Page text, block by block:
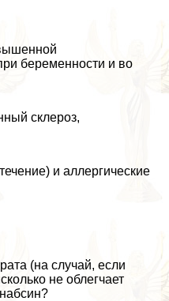
беременности и во
склероз,
и аллергические
(на случай, если
не облегчает